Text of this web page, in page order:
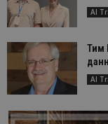
AI
Тим
AI